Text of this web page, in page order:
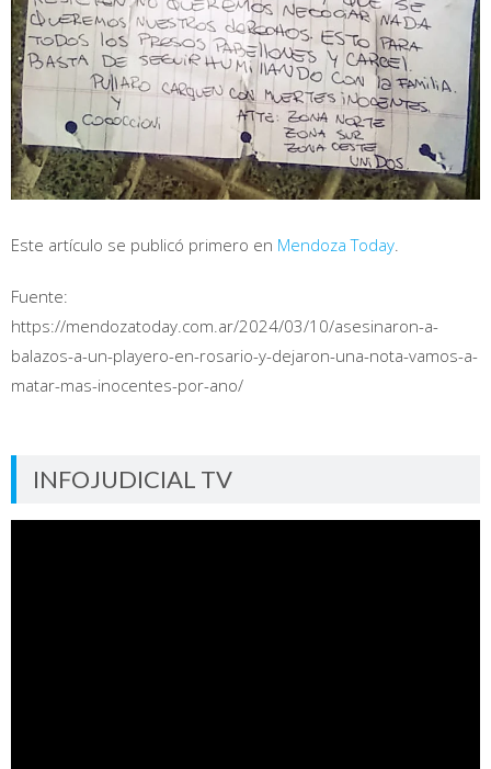
Este artículo se publicó primero en Mendoza Today.
Fuente:
https://mendozatoday.com.ar/2024/03/10/asesinaron-a-
balazos-a-un-playero-en-rosario-y-dejaron-una-nota-vamos-a-
matar-mas-inocentes-por-ano/
INFOJUDICIAL TV